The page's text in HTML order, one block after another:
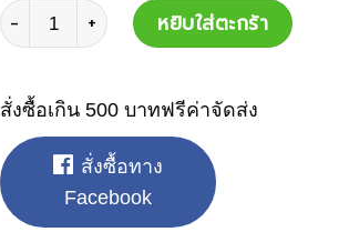
จำนวน หยิบใส่ตะกร้า
สั่งซื้อเกิน 500 บาทฟรีค่าจัดส่ง
สั่งซื้อทาง
Facebook